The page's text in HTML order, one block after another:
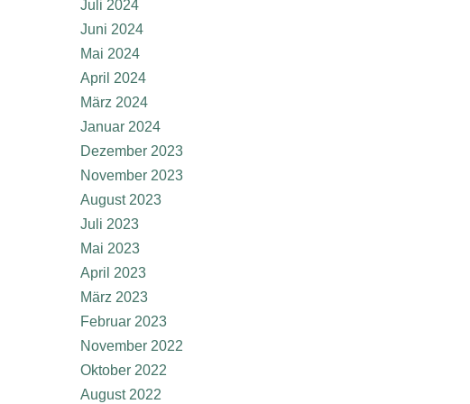
Juli 2024
Juni 2024
Mai 2024
April 2024
März 2024
Januar 2024
Dezember 2023
November 2023
August 2023
Juli 2023
Mai 2023
April 2023
März 2023
Februar 2023
November 2022
Oktober 2022
August 2022